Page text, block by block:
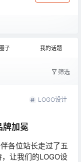
子 我的话题
筛选
LOGO设计
牌加冕
各位站长走过了五
让我们的LOGO设